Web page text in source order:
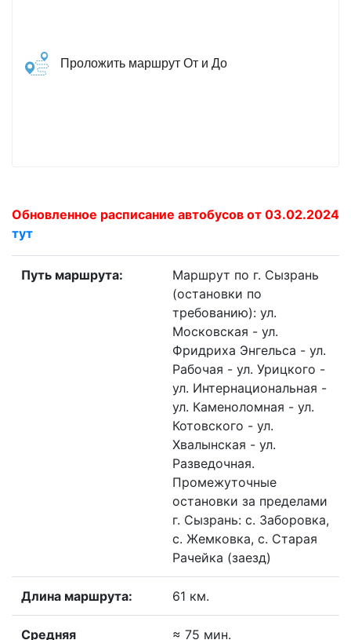
Проложить маршрут От и До
Обновленное расписание автобусов от 03.02.2024
тут
Путь маршрута:
Маршрут по г. Сызрань
(остановки по
требованию): ул.
Московская - ул.
Фридриха Энгельса - ул.
Рабочая - ул. Урицкого -
ул. Интернациональная -
ул. Каменоломная - ул.
Котовского - ул.
Хвалынская - ул.
Разведочная.
Промежуточные
остановки за пределами
г. Сызрань: с. Заборовка,
с. Жемковка, с. Старая
Рачейка (заезд)
Длина маршрута: 61 км.
Средняя
≈ 75 мин.